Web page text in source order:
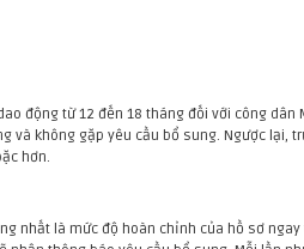
động từ 12 đến 18 tháng đối với công dân
và không gặp yêu cầu bổ sung. Ngược lại,
hơn.
nhất là mức độ hoàn chỉnh của hồ sơ